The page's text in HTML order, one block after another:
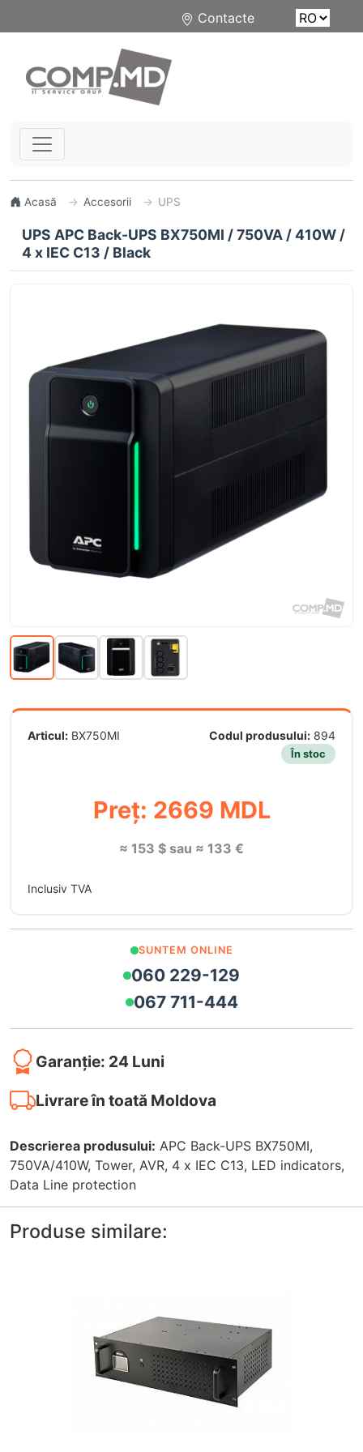
Contacte
Acasă Accesorii UPS
UPS APC Back-UPS BX750MI / 750VA / 410W /
4 x IEC C13 / Black
Articul: BX750MI Codul produsului: 894
În stoc
Preț: 2669 MDL
≈ 153 $ sau ≈ 133 €
Inclusiv TVA
SUNTEM ONLINE
060 229-129
067 711-444
Garanție: 24 Luni
Livrare în toată Moldova
Descrierea produsului: APC Back-UPS BX750MI,
750VA/410W, Tower, AVR, 4 x IEC C13, LED indicators,
Data Line protection
Produse similare: